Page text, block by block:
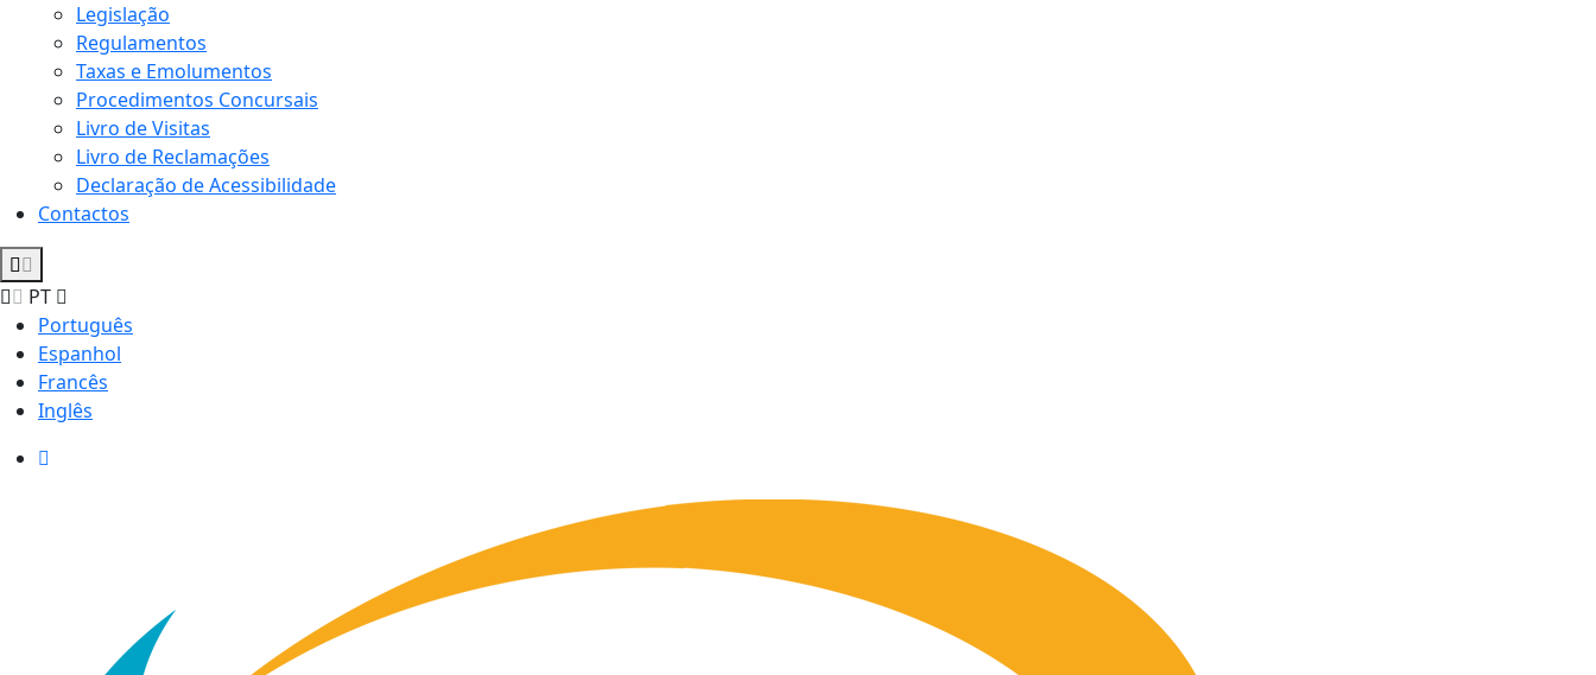
Legislação
Regulamentos
Taxas e Emolumentos
Procedimentos Concursais
Livro de Visitas
Livro de Reclamações
Declaração de Acessibilidade
Contactos
PT
Português
Espanhol
Francês
Inglês